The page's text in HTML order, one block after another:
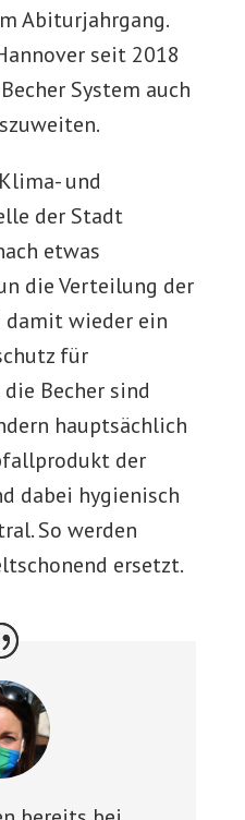
Abiturjahrgang.
seit 2018
System auch
und
der Stadt
etwas
die Verteilung der
damit wieder ein
für
Becher sind
hauptsächlich
der
dabei hygienisch
So werden
ersetzt.